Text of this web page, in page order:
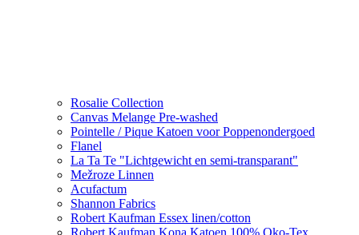
Rosalie Collection
Canvas Melange Pre-washed
Pointelle / Pique Katoen voor Poppenondergoed
Flanel
La Ta Te "Lichtgewicht en semi-transparant"
Mežroze Linnen
Acufactum
Shannon Fabrics
Robert Kaufman Essex linen/cotton
Robert Kaufman Kona Katoen 100% Oko-Tex